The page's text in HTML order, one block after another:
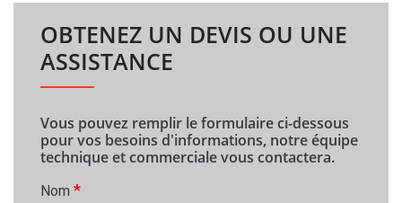
OBTENEZ UN DEVIS OU UNE
ASSISTANCE
Vous pouvez remplir le formulaire ci-dessous
pour vos besoins d'informations, notre équipe
technique et commerciale vous contactera.
Nom *